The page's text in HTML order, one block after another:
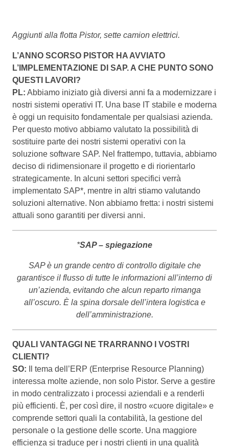
Aggiunti alla flotta Pistor, sette camion elettrici.
L’ANNO SCORSO PISTOR HA AVVIATO
L’IMPLEMENTAZIONE DI SAP. A CHE PUNTO SONO
QUESTI LAVORI?
PL: Abbiamo iniziato già diversi anni fa a modernizzare i
nostri sistemi operativi IT. Una base IT stabile e moderna
è oggi un requisito fondamentale per qualsiasi azienda.
Per questo motivo abbiamo valutato la possibilità di
sostituire parte dei nostri sistemi operativi con la
soluzione software SAP. Nel frattempo, tuttavia, abbiamo
deciso di ridimensionare il progetto e di riorientarlo
strategicamente. In alcuni settori specifici verrà
implementato SAP*, mentre in altri stiamo valutando
soluzioni alternative. Non abbiamo fretta: i nostri sistemi
attuali sono garantiti per diversi anni.
*SAP – spiegazione
SAP è un grande centro di controllo digitale che
garantisce il flusso di tutte le informazioni all’interno di
un’azienda, evitando che alcun reparto rimanga
all’oscuro. È la spina dorsale dell’intera logistica e
dell’amministrazione.
QUALI VANTAGGI NE TRARRANNO I VOSTRI
CLIENTI?
SO: Il tema dell’ERP (Enterprise Resource Planning)
interessa molte aziende, non solo Pistor. Serve a gestire
in modo centralizzato i processi aziendali e a renderli
più efficienti. È, per così dire, il nostro «cuore digitale» e
comprende settori quali la contabilità, la gestione del
personale o la gestione delle scorte. Una maggiore
efficienza si traduce per i nostri clienti in una qualità